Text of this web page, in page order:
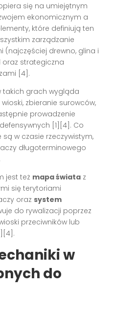
się na umiejętnym
ekonomicznym a
które definiują ten
zarządzanie
drewno, glina i
strategiczna
[4].
takich grach wygląda
zbieranie surowców,
prowadzenie
[1][4]. Co
w czasie rzeczywistym,
długoterminowego
jest też mapa świata z
się terytoriami
oraz system
do rywalizacji poprzez
przeciwników lub
w
do